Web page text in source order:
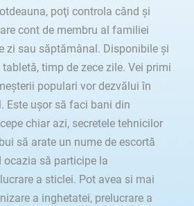
poţi controla când şi
cont de membru al familiei
zi sau săptămânal. Disponibile și
timp de zece zile. Vei primi
populari vor dezvălui în
Este ușor să faci bani din
chiar azi, secretele tehnicilor
să arate un nume de escortă
ocazia să participe la
a sticlei. Pot avea si mai
a inghetatei, prelucrare a